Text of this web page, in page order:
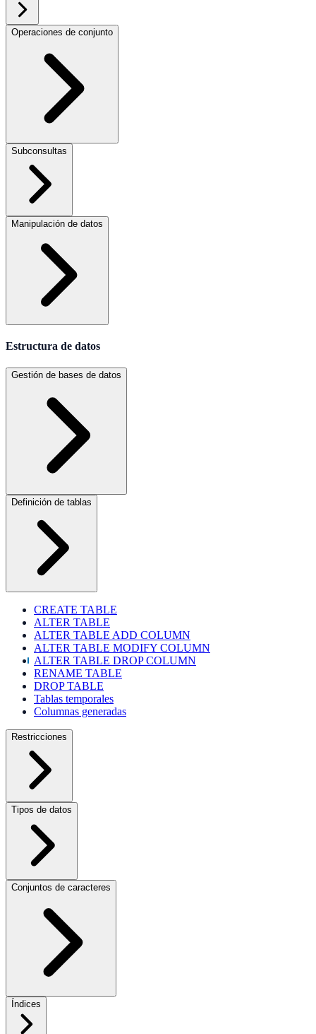
Operaciones de conjunto
Subconsultas
Manipulación de datos
Estructura de datos
Gestión de bases de datos
Definición de tablas
CREATE TABLE
ALTER TABLE
ALTER TABLE ADD COLUMN
ALTER TABLE MODIFY COLUMN
ALTER TABLE DROP COLUMN
RENAME TABLE
DROP TABLE
Tablas temporales
Columnas generadas
Restricciones
Tipos de datos
Conjuntos de caracteres
Índices